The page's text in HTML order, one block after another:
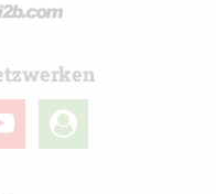
user-
circle